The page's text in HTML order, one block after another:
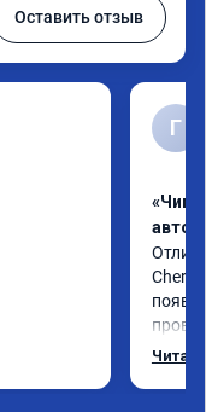
Оставить отзыв
Г
«Чип
Chery